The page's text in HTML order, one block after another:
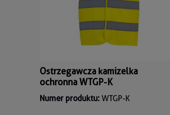
Ostrzegawcza kamizelka
ochronna WTGP-K
Numer produktu: WTGP-K